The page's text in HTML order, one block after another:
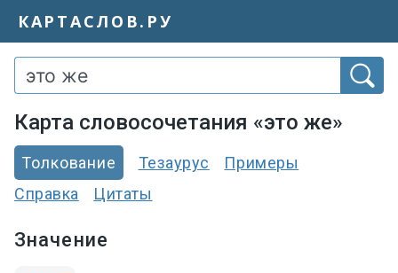
КАРТАСЛОВ.РУ
Карта словосочетания «это же»
Толкование Тезаурус
Примеры
Справка
Цитаты
Значение